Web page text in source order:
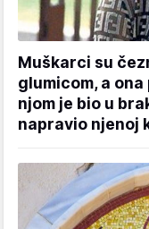
Muškarci su
glumicom, a
njom je bio u
napravio njenoj